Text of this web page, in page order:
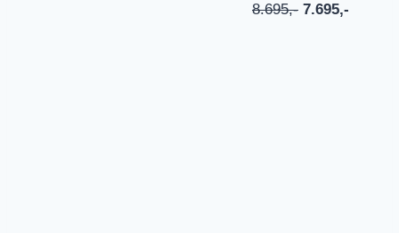
8.695,- 7.695,-